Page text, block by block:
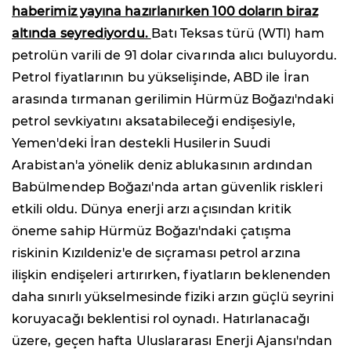
haberimiz yayına hazırlanırken 100 doların biraz
altında seyrediyordu. Batı Teksas türü (WTI) ham
petrolün varili de 91 dolar civarında alıcı buluyordu.
Petrol fiyatlarının bu yükselişinde, ABD ile İran
arasında tırmanan gerilimin Hürmüz Boğazı'ndaki
petrol sevkiyatını aksatabileceği endişesiyle,
Yemen'deki İran destekli Husilerin Suudi
Arabistan'a yönelik deniz ablukasının ardından
Babülmendep Boğazı'nda artan güvenlik riskleri
etkili oldu. Dünya enerji arzı açısından kritik
öneme sahip Hürmüz Boğazı'ndaki çatışma
riskinin Kızıldeniz'e de sıçraması petrol arzına
ilişkin endişeleri artırırken, fiyatların beklenenden
daha sınırlı yükselmesinde fiziki arzın güçlü seyrini
koruyacağı beklentisi rol oynadı. Hatırlanacağı
üzere, geçen hafta Uluslararası Enerji Ajansı'ndan